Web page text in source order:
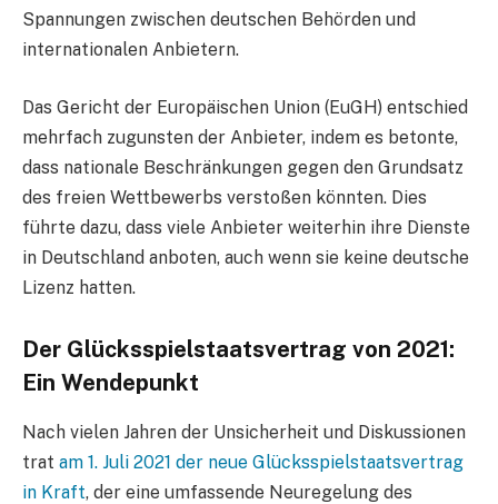
Spannungen zwischen deutschen Behörden und
internationalen Anbietern.
Das Gericht der Europäischen Union (EuGH) entschied
mehrfach zugunsten der Anbieter, indem es betonte,
dass nationale Beschränkungen gegen den Grundsatz
des freien Wettbewerbs verstoßen könnten. Dies
führte dazu, dass viele Anbieter weiterhin ihre Dienste
in Deutschland anboten, auch wenn sie keine deutsche
Lizenz hatten.
Der Glücksspielstaatsvertrag von 2021:
Ein Wendepunkt
Nach vielen Jahren der Unsicherheit und Diskussionen
trat am 1. Juli 2021 der neue Glücksspielstaatsvertrag
in Kraft, der eine umfassende Neuregelung des